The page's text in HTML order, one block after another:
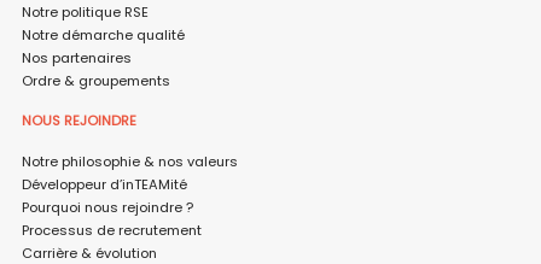
Notre politique RSE
Notre démarche qualité
Nos partenaires
Ordre & groupements
NOUS REJOINDRE
Notre philosophie & nos valeurs
Développeur d’inTEAMité
Pourquoi nous rejoindre ?
Processus de recrutement
Carrière & évolution